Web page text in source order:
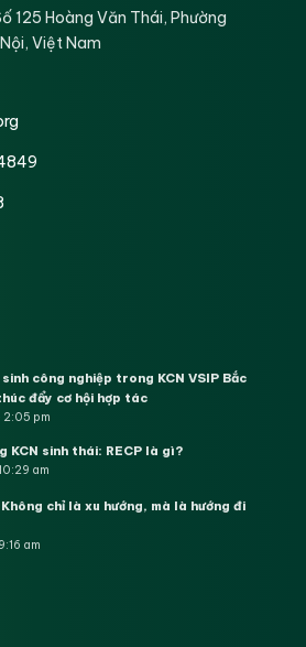
125 Hoàng Văn Thái, Phường
Việt Nam
công nghiệp trong KCN VSIP Bắc
đẩy cơ hội hợp tác
2:05 pm
KCN sinh thái: RECP là gì?
am
chỉ là xu hướng, mà là hướng đi
am